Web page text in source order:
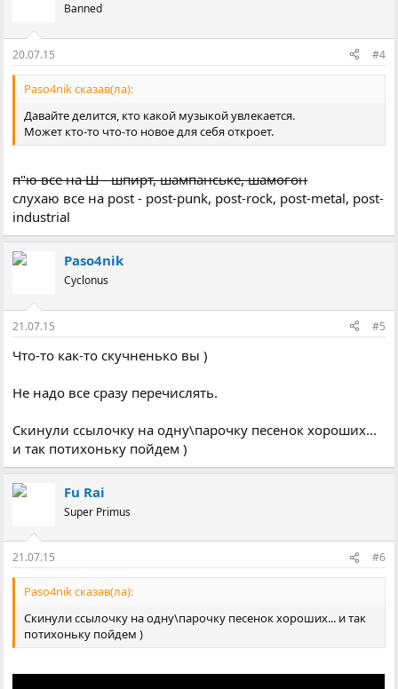
Banned
20.07.15 #4
Paso4nik сказав(ла):
Давайте делится, кто какой музыкой увлекается.
Может кто-то что-то новое для себя откроет.
п"ю все на Ш - шпирт, шампанське, шамогон
слухаю все на post - post-punk, post-rock, post-metal, post-
industrial
Paso4nik
Cyclonus
21.07.15 #5
Что-то как-то скучненько вы )
Не надо все сразу перечислять.
Скинули ссылочку на одну\парочку песенок хороших...
и так потихоньку пойдем )
Fu Rai
Super Primus
21.07.15 #6
Paso4nik сказав(ла):
Скинули ссылочку на одну\парочку песенок хороших... и так
потихоньку пойдем )